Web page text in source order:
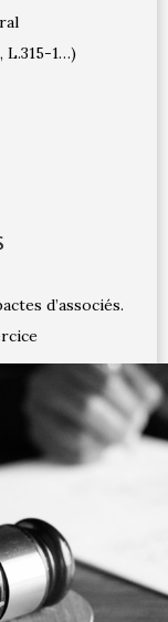
L.315-1…)
d’associés.